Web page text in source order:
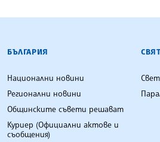
БЪЛГАРСКА
БЪЛГАРИЯ
Национални новини
Регионални новини
Общинските съвети решават
Куриер (Официални актове и
съобщения)
СВЯТ